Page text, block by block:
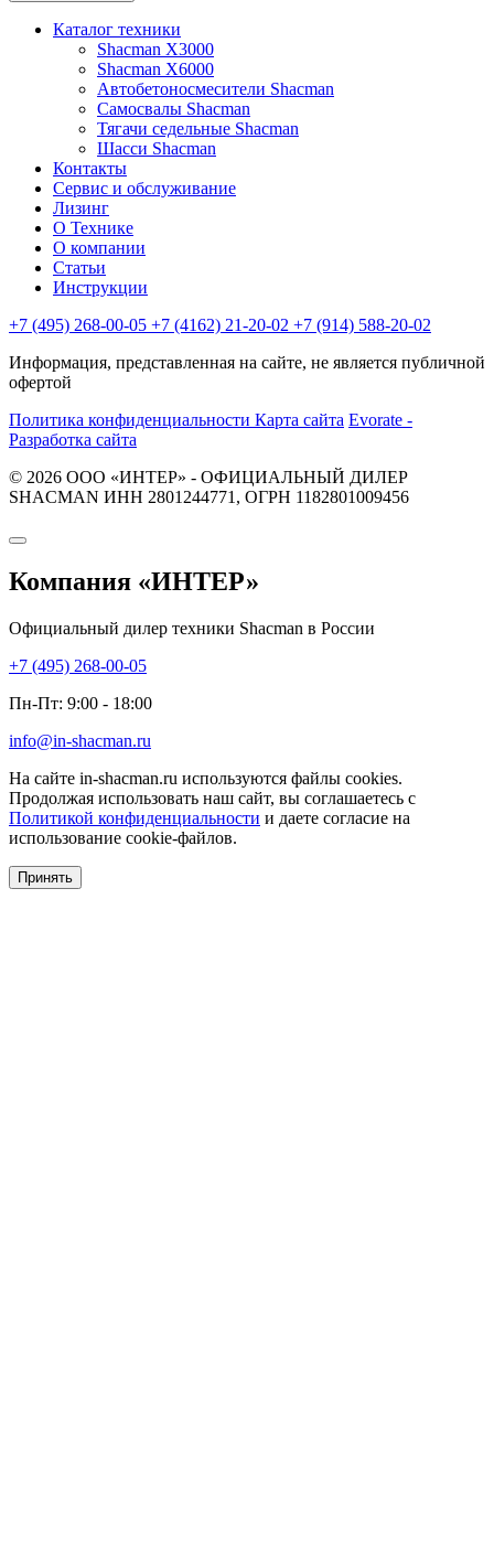
Каталог техники
Shacman X3000
Shacman X6000
Автобетоносмесители Shacman
Самосвалы Shacman
Тягачи седельные Shacman
Шасси Shacman
Контакты
Сервис и обслуживание
Лизинг
О Технике
О компании
Статьи
Инструкции
+7 (495) 268-00-05 +7 (4162) 21-20-02 +7 (914) 588-20-02
Информация, представленная на сайте, не является публичной
офертой
Политика конфиденциальности Карта сайта Evorate -
Разработка сайта
© 2026 ООО «ИНТЕР» - ОФИЦИАЛЬНЫЙ ДИЛЕР
SHACMAN ИНН 2801244771, ОГРН 1182801009456
Компания «ИНТЕР»
Официальный дилер техники Shacman в России
+7 (495) 268-00-05
Пн-Пт: 9:00 - 18:00
info@in-shacman.ru
На сайте in-shacman.ru используются файлы cookies.
Продолжая использовать наш сайт, вы соглашаетесь с
Политикой конфиденциальности и даете согласие на
использование cookie-файлов.
Принять